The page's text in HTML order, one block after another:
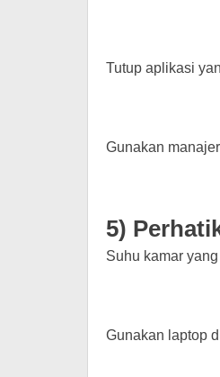
Tutup aplikasi
Gunakan
5)
Suhu kamar
Gunakan laptop